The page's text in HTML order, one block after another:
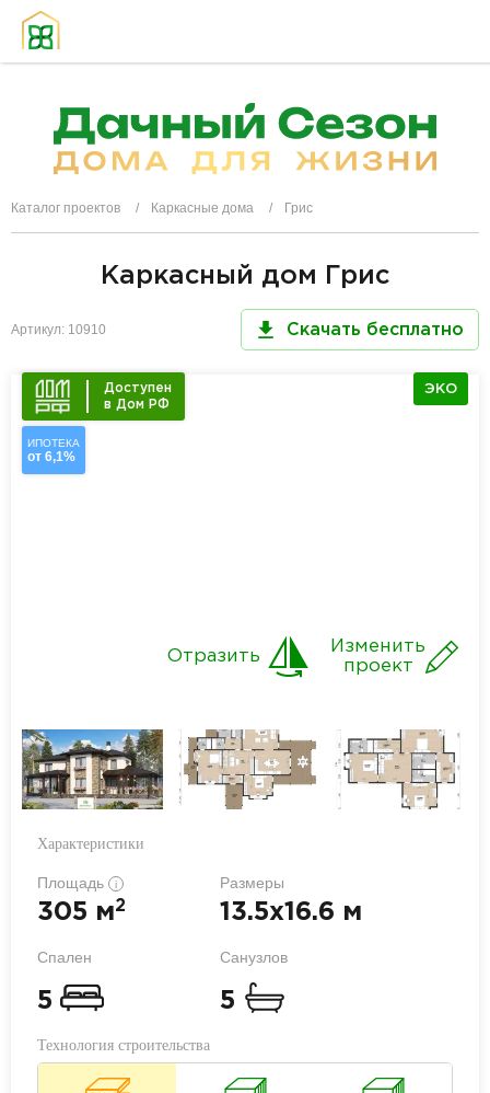
Каталог проектов Каркасные дома Грис
Каркасный дом Грис
Артикул: 10910 Скачать бесплатно
Доступен
в Дом РФ
ИПОТЕКА
от 6,1%
ЭКО
Изменить
проект
Отразить
Характеристики
Площадь i
305 м2
Размеры
13.5x16.6 м
Спален
5
Санузлов
5
Технология строительства